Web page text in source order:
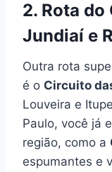
2. Rota do
Jundiaí e
Outra rota
é o Circuito
Louveira e
Paulo, você já
região, como a
espumantes e